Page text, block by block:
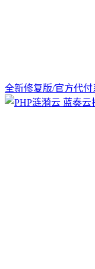
全新修复版/官方代